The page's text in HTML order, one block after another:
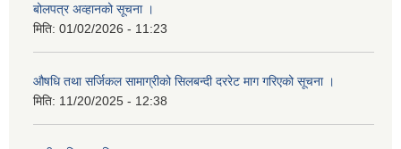
बोलपत्र अव्हानको सूचना ।
मिति: 01/02/2026 - 11:23
औषधि तथा सर्जिकल सामाग्रीको सिलबन्दी दररेट माग गरिएको सूचना ।
मिति: 11/20/2025 - 12:38